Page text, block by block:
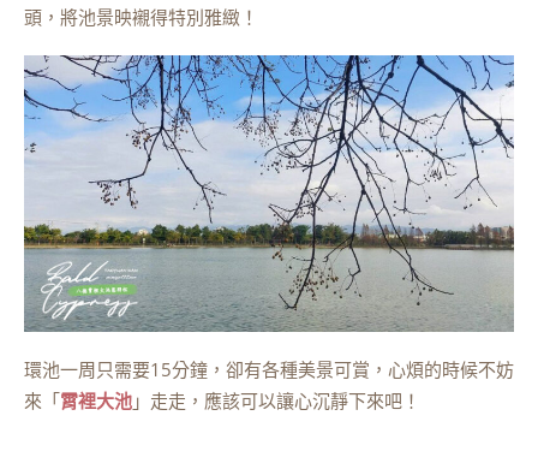
頭，將池景映襯得特別雅緻！
環池一周只需要15分鐘，卻有各種美景可賞，心煩的時候不妨
來「霄裡大池 」走走，應該可以讓心沉靜下來吧！